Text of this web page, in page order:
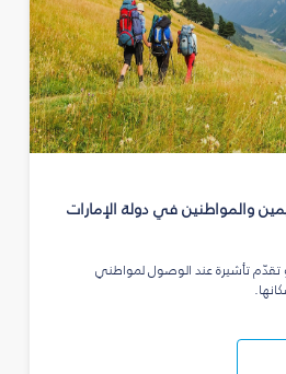
والمواطنين في دولة الإمارات
تقدّم تأشيرة عند الوصول لمواطني